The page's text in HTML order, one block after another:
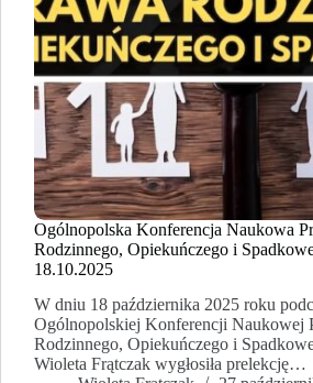
Ogólnopolska Konferencja Naukowa
Rodzinnego, Opiekuńczego i
18.10.2025
W dniu 18 października 2025 roku
Ogólnopolskiej Konferencji Naukowej
Rodzinnego, Opiekuńczego i
Wioleta Frątczak wygłosiła prelekcję…